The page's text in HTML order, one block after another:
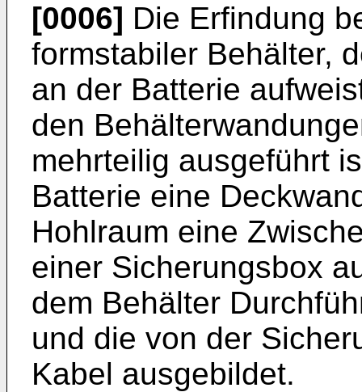
[0006] Die Erfindung
formstabiler Behälter,
an der Batterie
den
mehrteilig ausgeführt
Batterie eine
Hohlraum eine
einer Sicherungsbox
dem Behälter
und die von der
Kabel ausgebildet.